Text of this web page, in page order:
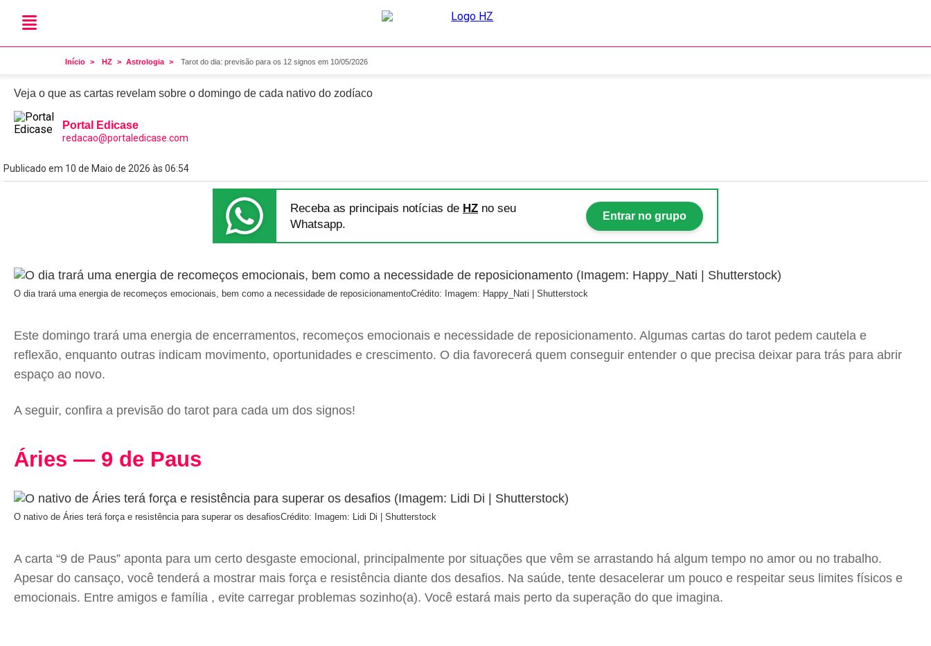
Início HZ Astrologia Tarot do dia: previsão para os 12 signos em 10/05/2026
Astrologia
Tarot do dia: previsão para os 12 signos em 10/05/2026
Veja o que as cartas revelam sobre o domingo de cada nativo do zodíaco
Portal Edicase
redacao@portaledicase.com
Publicado em 10 de Maio de 2026 às 06:54
Receba as principais notícias de HZ no seu
Whatsapp.
Entrar no grupo
O dia trará uma energia de recomeços emocionais, bem como a necessidade de reposicionamentoCrédito: Imagem: Happy_Nati | Shutterstock
Este domingo trará uma energia de encerramentos, recomeços emocionais e necessidade de reposicionamento. Algumas cartas do tarot pedem cautela e
reflexão, enquanto outras indicam movimento, oportunidades e crescimento. O dia favorecerá quem conseguir entender o que precisa deixar para trás para abrir
espaço ao novo.
A seguir, confira a previsão do tarot para cada um dos signos!
Áries — 9 de Paus
O nativo de Áries terá força e resistência para superar os desafiosCrédito: Imagem: Lidi Di | Shutterstock
A carta “9 de Paus” aponta para um certo desgaste emocional, principalmente por situações que vêm se arrastando há algum tempo no amor ou no trabalho.
Apesar do cansaço, você tenderá a mostrar mais força e resistência diante dos desafios. Na saúde, tente desacelerar um pouco e respeitar seus limites físicos e
emocionais. Entre amigos e família , evite carregar problemas sozinho(a). Você estará mais perto da superação do que imagina.